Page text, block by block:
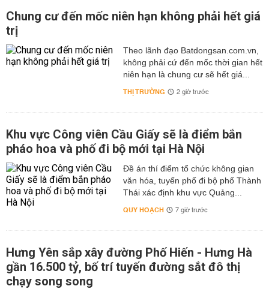
Chung cư đến mốc niên hạn không phải hết giá
trị
Theo lãnh đạo Batdongsan.com.vn,
không phải cứ đến mốc thời gian hết
niên hạn là chung cư sẽ hết giá...
THỊ TRƯỜNG 2 giờ trước
Khu vực Công viên Cầu Giấy sẽ là điểm bắn
pháo hoa và phố đi bộ mới tại Hà Nội
Đề án thí điểm tổ chức không gian
văn hóa, tuyến phố đi bộ phố Thành
Thái xác định khu vực Quảng...
QUY HOẠCH 7 giờ trước
Hưng Yên sắp xây đường Phố Hiến - Hưng Hà
gần 16.500 tỷ, bố trí tuyến đường sắt đô thị
chạy song song